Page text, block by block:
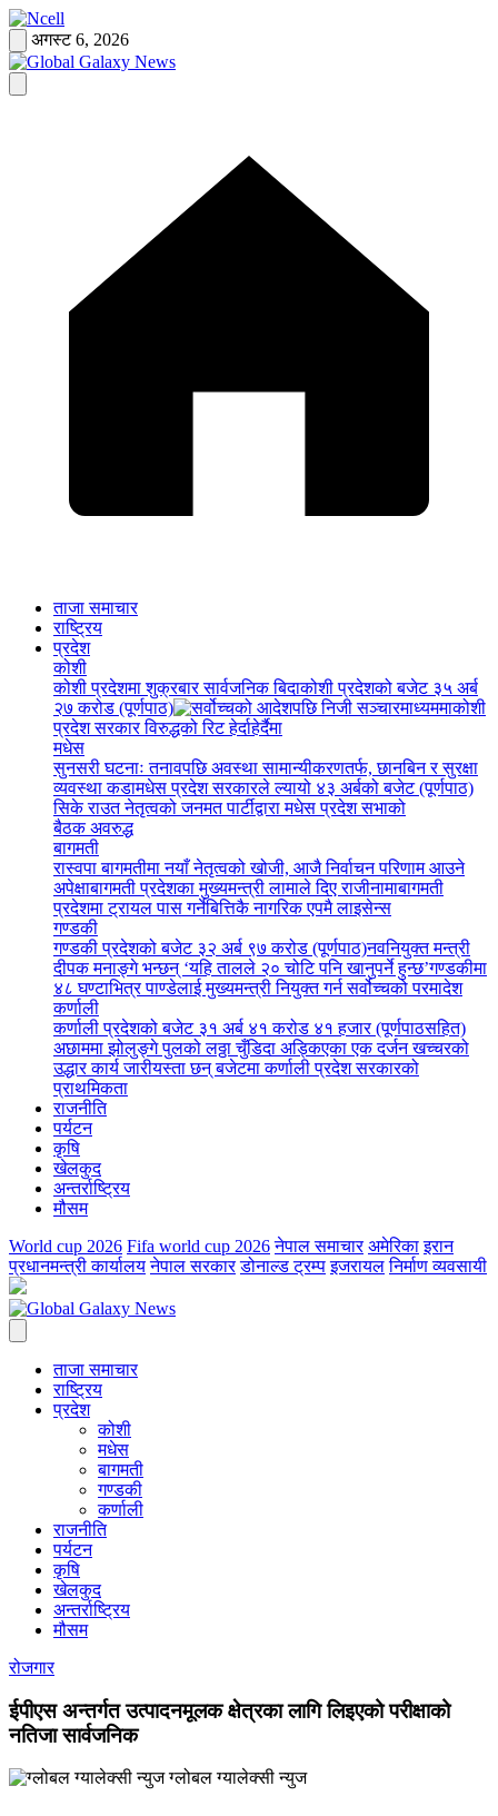
Skip
to
content
अगस्ट 6, 2026
ताजा समाचार
राष्ट्रिय
प्रदेश
कोशी
कोशी प्रदेशमा शुक्रबार सार्वजनिक बिदाकोशी प्रदेशको बजेट ३५ अर्ब
२७ करोड (पूर्णपाठ)
कोशी
प्रदेश सरकार विरुद्धको रिट हेर्दाहेर्दैमा
मधेस
सुनसरी घटनाः तनावपछि अवस्था सामान्यीकरणतर्फ, छानबिन र सुरक्षा
व्यवस्था कडामधेस प्रदेश सरकारले ल्यायो ४३ अर्बको बजेट (पूर्णपाठ)
सिके राउत नेतृत्वको जनमत पार्टीद्वारा मधेस प्रदेश सभाको
बैठक अवरुद्ध
बागमती
रास्वपा बागमतीमा नयाँ नेतृत्वको खोजी, आजै निर्वाचन परिणाम आउने
अपेक्षाबागमती प्रदेशका मुख्यमन्त्री लामाले दिए राजीनामाबागमती
प्रदेशमा ट्रायल पास गर्नेबित्तिकै नागरिक एपमै लाइसेन्स
गण्डकी
गण्डकी प्रदेशको बजेट ३२ अर्ब ९७ करोड (पूर्णपाठ)नवनियुक्त मन्त्री
दीपक मनाङ्गे भन्छन् ‘यहि तालले २० चोटि पनि खानुपर्ने हुन्छ’गण्डकीमा
४८ घण्टाभित्र पाण्डेलाई मुख्यमन्त्री नियुक्त गर्न सर्वोच्चको परमादेश
कर्णाली
कर्णाली प्रदेशको बजेट ३१ अर्ब ४१ करोड ४१ हजार (पूर्णपाठसहित)
अछाममा झोलुङ्गे पुलको लठ्ठा चुँडिदा अड्किएका एक दर्जन खच्चरको
उद्धार कार्य जारीयस्ता छन् बजेटमा कर्णाली प्रदेश सरकारको
प्राथमिकता
राजनीति
पर्यटन
कृषि
खेलकुद
अन्तर्राष्ट्रिय
मौसम
World cup 2026 Fifa world cup 2026 नेपाल समाचार अमेरिका इरान
प्रधानमन्त्री कार्यालय नेपाल सरकार डोनाल्ड ट्रम्प इजरायल निर्माण व्यवसायी
ताजा समाचार
राष्ट्रिय
प्रदेश
कोशी
मधेस
बागमती
गण्डकी
कर्णाली
राजनीति
पर्यटन
कृषि
खेलकुद
अन्तर्राष्ट्रिय
मौसम
रोजगार
ईपीएस अन्तर्गत उत्पादनमूलक क्षेत्रका लागि लिइएको परीक्षाको
नतिजा सार्वजनिक
ग्लोबल ग्यालेक्सी न्युज